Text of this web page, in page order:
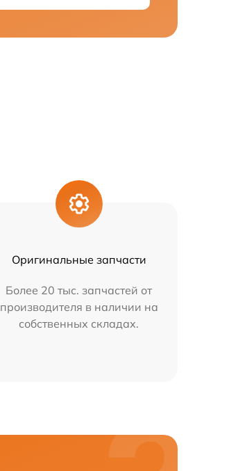
Оригинальные запчасти
Более 20 тыс. запчастей от
производителя в наличии на
собственных складах.